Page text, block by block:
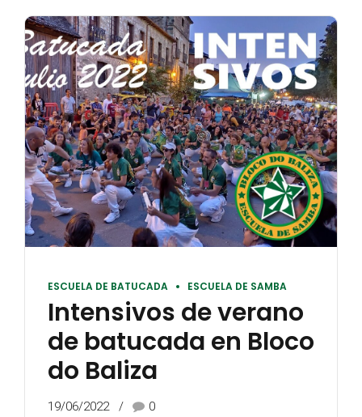
ESCUELA DE BATUCADA ESCUELA DE SAMBA
Intensivos de verano
de batucada en Bloco
do Baliza
19/06/2022 0